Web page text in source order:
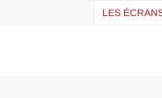
LES